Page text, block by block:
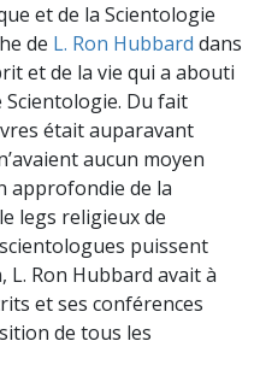
et de la Scientologie
de L. Ron Hubbard dans
et de la vie qui a abouti
Du fait
était auparavant
aucun moyen
approfondie de la
legs religieux de
puissent
Ron Hubbard avait à
et ses conférences
de tous les